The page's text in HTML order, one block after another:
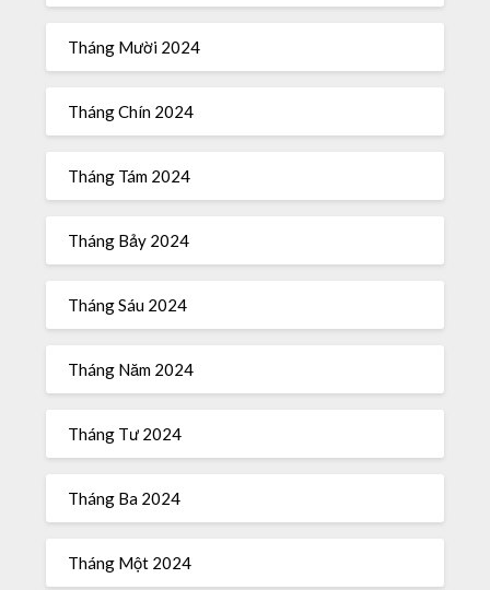
Tháng Mười 2024
Tháng Chín 2024
Tháng Tám 2024
Tháng Bảy 2024
Tháng Sáu 2024
Tháng Năm 2024
Tháng Tư 2024
Tháng Ba 2024
Tháng Một 2024